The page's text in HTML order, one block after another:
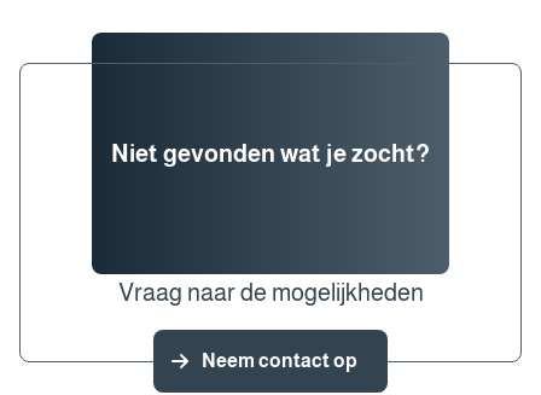
Niet gevonden wat je zocht?
Vraag naar de mogelijkheden
Neem contact op